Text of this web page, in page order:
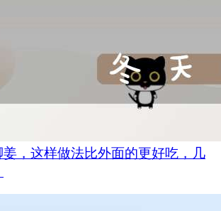
，这样做法比外面的更好吃，几